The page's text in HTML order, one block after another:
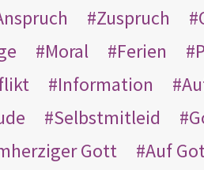
Zuspruch
Moral Ferien
Information
Selbstmitleid
Gott Auf